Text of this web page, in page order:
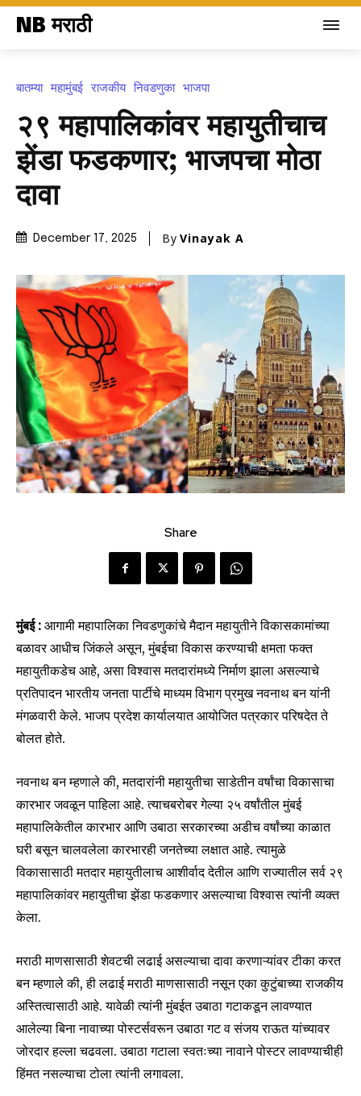
NB मराठी
बातम्या महामुंबई राजकीय निवडणुका भाजपा
२९ महापालिकांवर महायुतीचाच
झेंडा फडकणार; भाजपचा मोठा
दावा
December 17, 2025 By Vinayak A
Share
मुंबई : आगामी महापालिका निवडणुकांचे मैदान महायुतीने विकासकामांच्या
बळावर आधीच जिंकले असून, मुंबईचा विकास करण्याची क्षमता फक्त
महायुतीकडेच आहे, असा विश्वास मतदारांमध्ये निर्माण झाला असल्याचे
प्रतिपादन भारतीय जनता पार्टीचे माध्यम विभाग प्रमुख नवनाथ बन यांनी
मंगळवारी केले. भाजप प्रदेश कार्यालयात आयोजित पत्रकार परिषदेत ते
बोलत होते.
नवनाथ बन म्हणाले की, मतदारांनी महायुतीचा साडेतीन वर्षांचा विकासाचा
कारभार जवळून पाहिला आहे. त्याचबरोबर गेल्या २५ वर्षांतील मुंबई
महापालिकेतील कारभार आणि उबाठा सरकारच्या अडीच वर्षांच्या काळात
घरी बसून चालवलेला कारभारही जनतेच्या लक्षात आहे. त्यामुळे
विकासासाठी मतदार महायुतीलाच आशीर्वाद देतील आणि राज्यातील सर्व २९
महापालिकांवर महायुतीचा झेंडा फडकणार असल्याचा विश्वास त्यांनी व्यक्त
केला.
मराठी माणसासाठी शेवटची लढाई असल्याचा दावा करणाऱ्यांवर टीका करत
बन म्हणाले की, ही लढाई मराठी माणसासाठी नसून एका कुटुंबाच्या राजकीय
अस्तित्वासाठी आहे. यावेळी त्यांनी मुंबईत उबाठा गटाकडून लावण्यात
आलेल्या बिना नावाच्या पोस्टर्सवरून उबाठा गट व संजय राऊत यांच्यावर
जोरदार हल्ला चढवला. उबाठा गटाला स्वतःच्या नावाने पोस्टर लावण्याचीही
हिंमत नसल्याचा टोला त्यांनी लगावला.